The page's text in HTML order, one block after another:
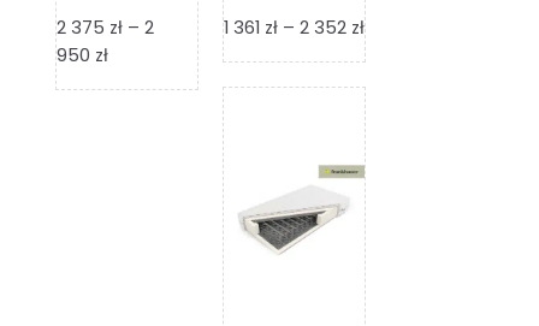
2 375 zł – 2
950 złZakres
1 361 zł – 2 352 złZakres
cen:
od
1
361 zł
do
2
352 zł